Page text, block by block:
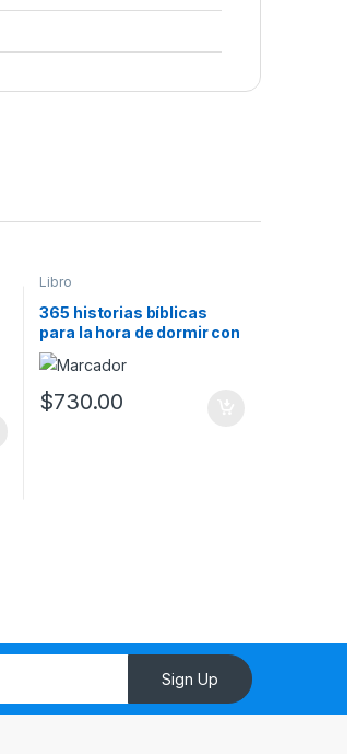
Libro
365 historias bíblicas
para la hora de dormir con
más de 100 ilustraciones
$730.00
Sign Up